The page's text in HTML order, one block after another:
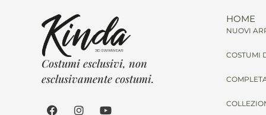
Costumi esclusivi, non
esclusivamente costumi.
HOME
NUOVI
COSTUMI